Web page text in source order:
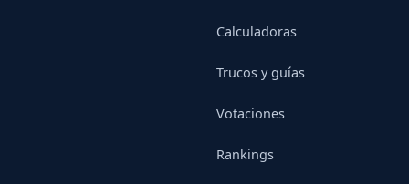
Calculadoras
Trucos y guías
Votaciones
Rankings